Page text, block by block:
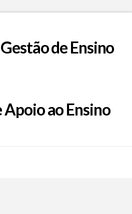
de Ensino
Apoio ao Ensino